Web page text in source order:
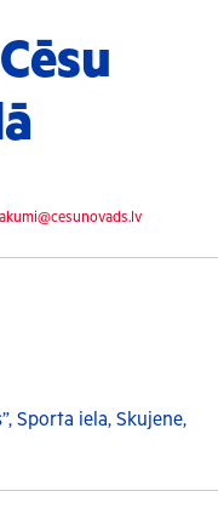
Cēsu
Sporta iela, Skujene,